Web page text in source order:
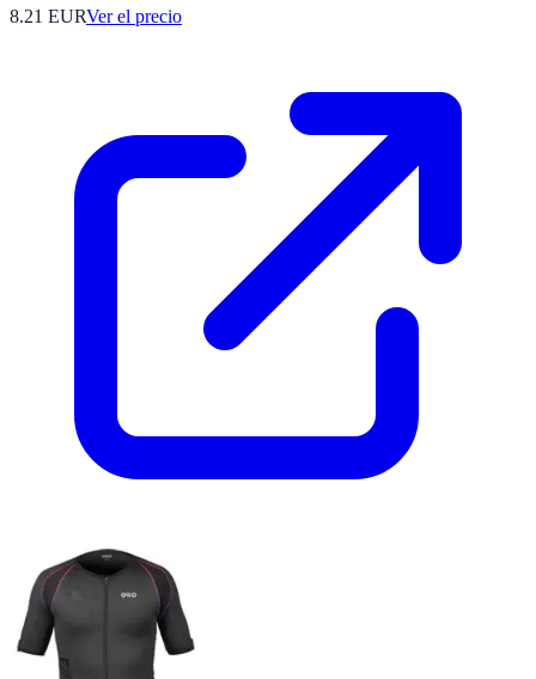
8.21 EURVer el precio